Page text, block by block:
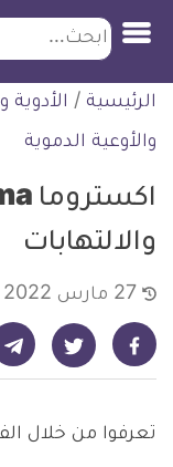
التخطي
للمحتوى
ابحث
الرئيسية / الأدوية
والأوعية الدموية
والالتهابات
شارك على فيسبوك - ديلي ميديكال انفو شارك على تويتر - ديلي ميديكال انفو
تعرفوا من خلال